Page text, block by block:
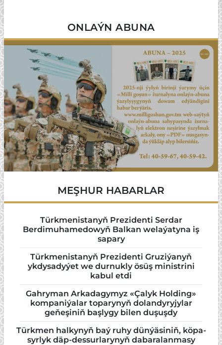
ONLAÝN ABUNA
MEŞHUR HABARLAR
Türkmenistanyň Prezidenti Serdar
Berdimuhamedowyň Balkan welaýatyna iş
sapary
Türkmenistanyň Prezidenti Gruziýanyň
ykdysadyýet we durnukly ösüş ministrini
kabul etdi
Gahryman Arkadagymyz «Çalyk Holding»
kompaniýalar toparynyň dolandyryjylar
geňeşiniň başlygy bilen duşuşdy
Türk­men hal­ky­nyň baý ru­hy dün­ýä­si­niň, kö­pa­
syr­lyk däp-des­sur­la­ry­nyň da­ba­ra­lan­ma­sy